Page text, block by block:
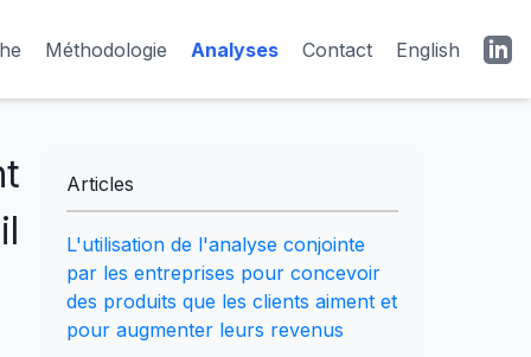
Méthodologie Analyses Contact English
Articles
L'utilisation de l'analyse conjointe
par les entreprises pour concevoir
des produits que les clients aiment et
pour augmenter leurs revenus